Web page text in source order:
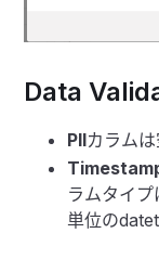
Data
PIIカラム
ラムタイ
単位の